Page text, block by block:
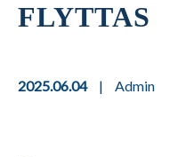
FLYTTAS
2025.06.04 | Admin